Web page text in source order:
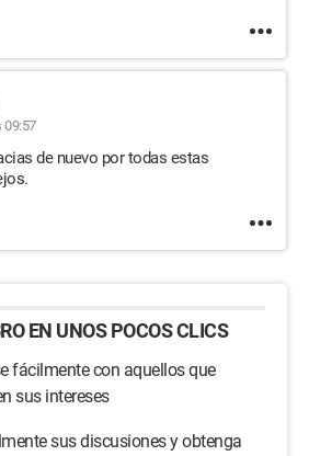
09:57
de nuevo por todas estas
EN UNOS POCOS CLICS
fácilmente con aquellos que
sus intereses
sus discusiones y obtenga